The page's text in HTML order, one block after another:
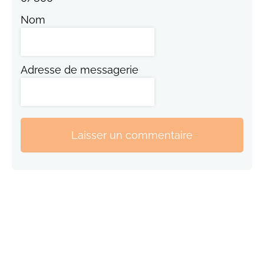
Nom
Adresse de messagerie
Laisser un commentaire